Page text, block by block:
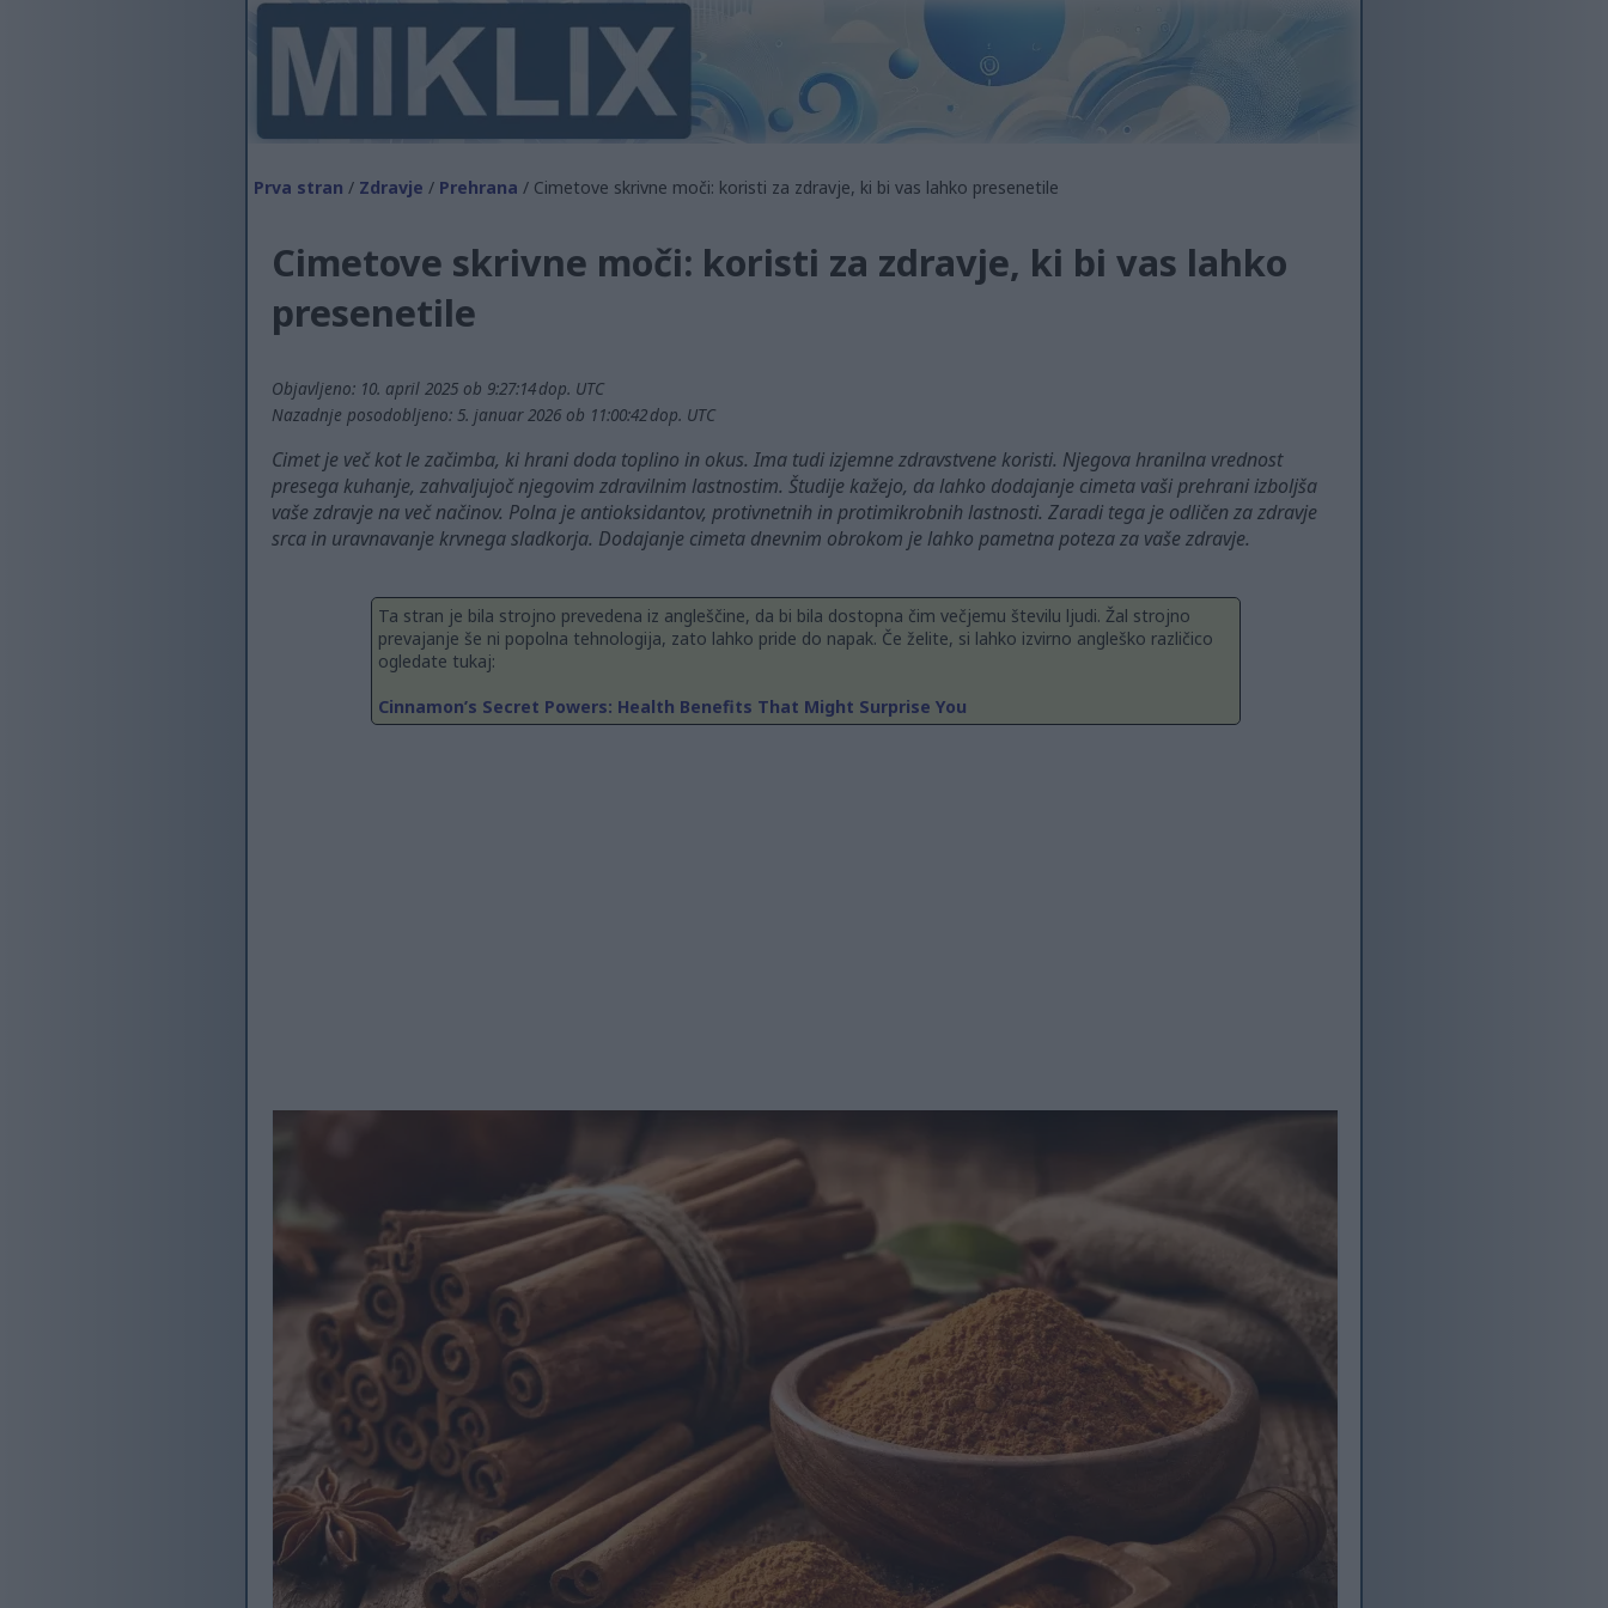
Prva stran / Zdravje / Prehrana / Cimetove skrivne moči: koristi za zdravje, ki bi vas lahko presenetile
Cimetove skrivne moči: koristi za zdravje, ki bi vas lahko
presenetile
Objavljeno: 10. april 2025 ob 9:27:14 dop. UTC
Nazadnje posodobljeno: 5. januar 2026 ob 11:00:42 dop. UTC
Cimet je več kot le začimba, ki hrani doda toplino in okus. Ima tudi izjemne zdravstvene koristi. Njegova hranilna vrednost
presega kuhanje, zahvaljujoč njegovim zdravilnim lastnostim. Študije kažejo, da lahko dodajanje cimeta vaši prehrani izboljša
vaše zdravje na več načinov. Polna je antioksidantov, protivnetnih in protimikrobnih lastnosti. Zaradi tega je odličen za zdravje
srca in uravnavanje krvnega sladkorja. Dodajanje cimeta dnevnim obrokom je lahko pametna poteza za vaše zdravje.
Ta stran je bila strojno prevedena iz angleščine, da bi bila dostopna čim večjemu številu ljudi. Žal strojno
prevajanje še ni popolna tehnologija, zato lahko pride do napak. Če želite, si lahko izvirno angleško različico
ogledate tukaj:
Cinnamon’s Secret Powers: Health Benefits That Might Surprise You